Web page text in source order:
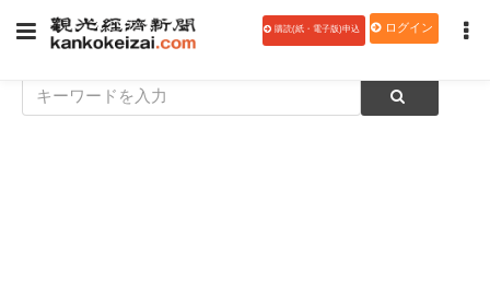
購読(紙・電子版)申込 ログイン